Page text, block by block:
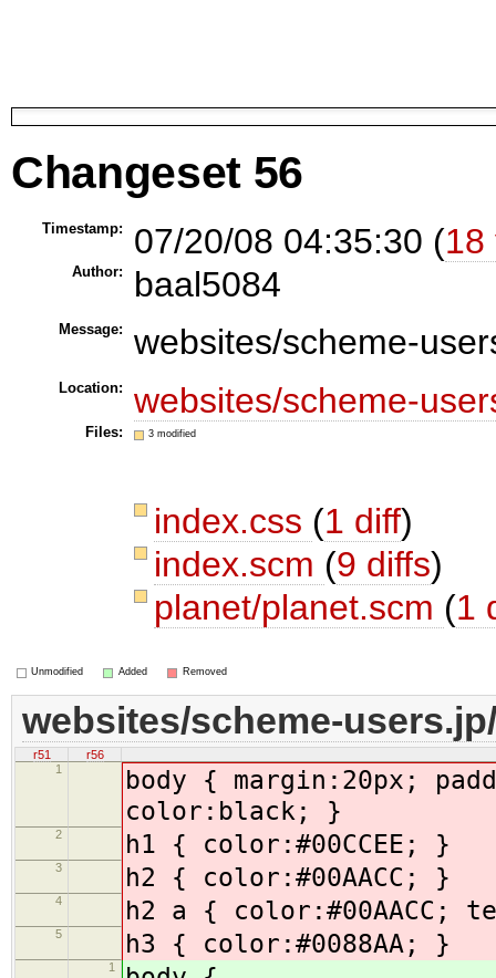
Changeset 56
Timestamp: 07/20/08 04:35:30 (18
Author: baal5084
Message: websites/scheme-
Location: websites/scheme-
Files: 3 modified
index.css (1 diff)
index.scm (9 diffs)
planet/planet.scm (1
Unmodified Added Removed
websites/scheme-
r51
r56
1
body { margin:20px;
color:black; }
2 h1 { color:#00CCEE; }
3 h2 { color:#00AACC; }
4 h2 a { color:#00AACC;
5 h3 { color:#0088AA; }
1